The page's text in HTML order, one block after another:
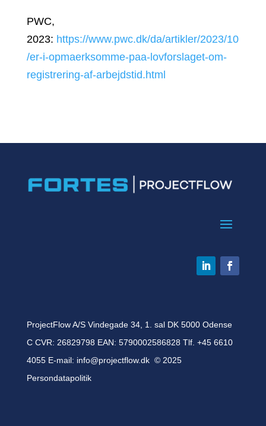
PWC,
2023: https://www.pwc.dk/da/artikler/2023/10
/er-i-opmaerksomme-paa-lovforslaget-om-
registrering-af-arbejdstid.html
ProjectFlow A/S Vindegade 34, 1. sal DK 5000 Odense
C CVR: 26829798 EAN: 5790002586828 Tlf. +45 6610
4055 E-mail: info@projectflow.dk© 2025
Persondatapolitik